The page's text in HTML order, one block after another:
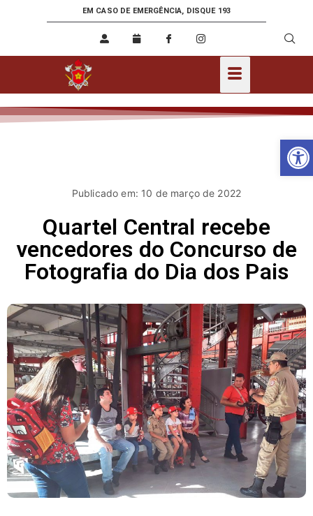
EM CASO DE EMERGÊNCIA, DISQUE 193
Publicado em: 10 de março de 2022
Quartel Central recebe
vencedores do Concurso de
Fotografia do Dia dos Pais